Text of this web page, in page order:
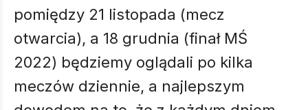
pomiędzy 21 listopada (mecz
otwarcia), a 18 grudnia (finał MŚ
2022) będziemy oglądali po kilka
meczów dziennie, a najlepszym